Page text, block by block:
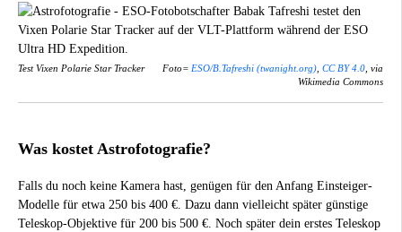
Test Vixen Polarie Star Tracker Foto= ESO/B.Tafreshi (twanight.org) CC BY 4.0 , via
Wikimedia Commons
Was kostet Astrofotografie?
Falls du noch keine Kamera hast, genügen für den Anfang Einsteiger-
Modelle für etwa 250 bis 400 €. Dazu dann vielleicht später günstige
Teleskop-Objektive für 200 bis 500 €. Noch später dein erstes Teleskop